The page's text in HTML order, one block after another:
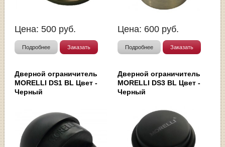
Цена:500 руб.
Подробнее Заказать
Цена: 600 руб.
Подробнее Заказать
Дверной ограничитель
MORELLI DS1 BL Цвет -
Черный
Дверной ограничитель
MORELLI DS3 BL Цвет -
Черный